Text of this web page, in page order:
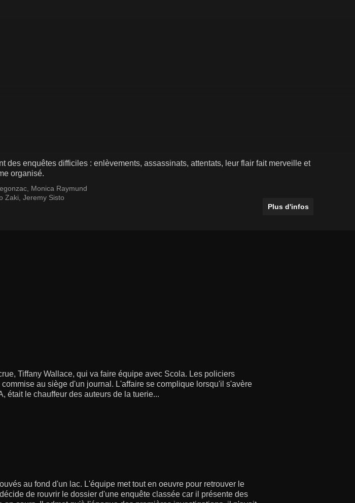
des enquêtes difficiles : enlèvements, assassinats, attentats, leur flair fait merveille et
organisé.
Monica Raymund
Zaki Jeremy Sisto
Plus d'infos
Tiffany Wallace, qui va faire équipe avec Scola. Les policiers
au siège d'un journal. L'affaire se complique lorsqu'il s'avère
était le chauffeur des auteurs de la tuerie...
au fond d'un lac. L'équipe met tout en oeuvre pour retrouver le
de rouvrir le dossier d'une enquête classée car il présente des